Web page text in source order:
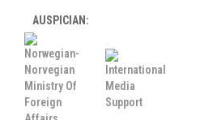
AUSPICIAN: